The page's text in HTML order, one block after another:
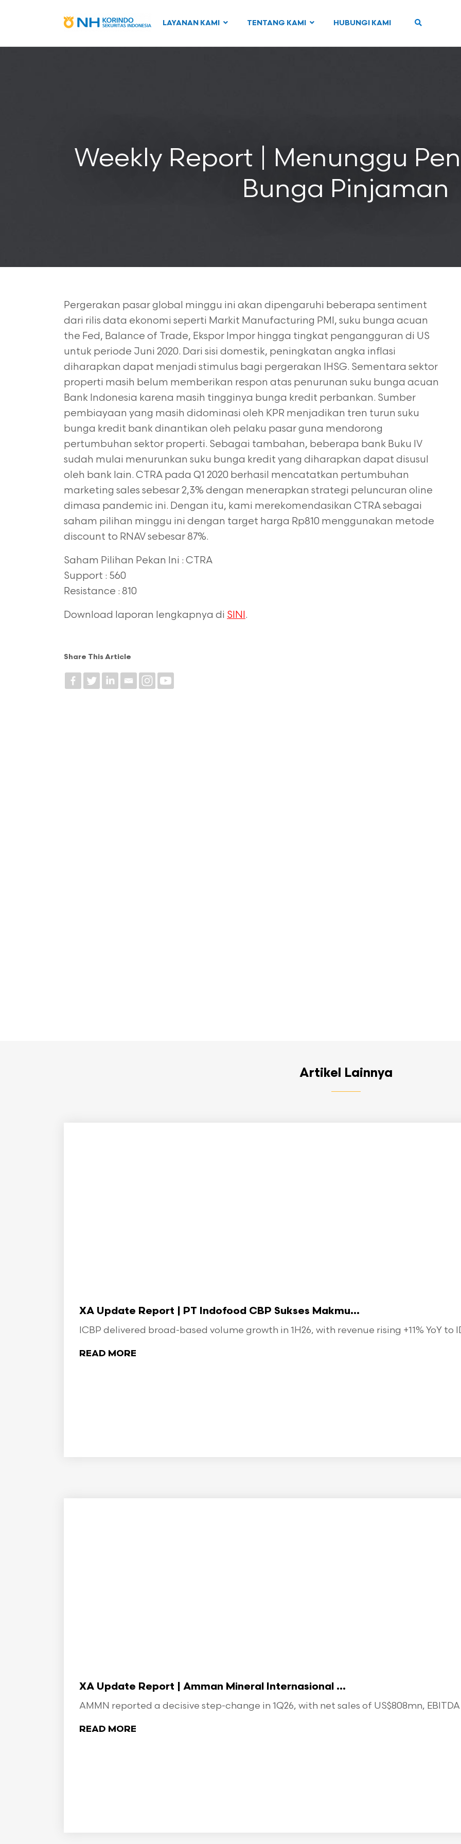
LAYANAN KAMI TENTANG KAMI HUBUNGI KAMI
Weekly Report | Menunggu
Bunga Pinjaman
Pergerakan pasar global minggu ini akan dipengaruhi beberapa sentiment
dari rilis data ekonomi seperti Markit Manufacturing PMI, suku bunga acuan
the Fed, Balance of Trade, Ekspor Impor hingga tingkat pengangguran di US
untuk periode Juni 2020. Dari sisi domestik, peningkatan angka inflasi
diharapkan dapat menjadi stimulus bagi pergerakan IHSG. Sementara sektor
properti masih belum memberikan respon atas penurunan suku bunga acuan
Bank Indonesia karena masih tingginya bunga kredit perbankan. Sumber
pembiayaan yang masih didominasi oleh KPR menjadikan tren turun suku
bunga kredit bank dinantikan oleh pelaku pasar guna mendorong
pertumbuhan sektor properti. Sebagai tambahan, beberapa bank Buku IV
sudah mulai menurunkan suku bunga kredit yang diharapkan dapat disusul
oleh bank lain. CTRA pada Q1 2020 berhasil mencatatkan pertumbuhan
marketing sales sebesar 2,3% dengan menerapkan strategi peluncuran oline
dimasa pandemic ini. Dengan itu, kami merekomendasikan CTRA sebagai
saham pilihan minggu ini dengan target harga Rp810 menggunakan metode
discount to RNAV sebesar 87%.
Saham Pilihan Pekan Ini : CTRA
Support : 560
Resistance : 810
Download laporan lengkapnya di SINI.
Share This Article
Artikel Lainnya
XA Update Report | PT Indofood CBP Sukses Makmu...
ICBP delivered broad-based volume growth in 1H26, with revenue rising +11% YoY to
READ MORE
XA Update Report | Amman Mineral Internasional ...
AMMN reported a decisive step-change in 1Q26, with net sales of US$808mn, EBITDA
READ MORE